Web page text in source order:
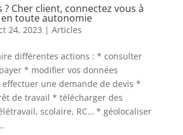
? Cher client, connectez vous à
toute autonomie
24, 2023 | Articles
différentes actions : * consulter
* modifier vos données
une demande de devis *
de travail * télécharger des
scolaire, RC… * géolocaliser